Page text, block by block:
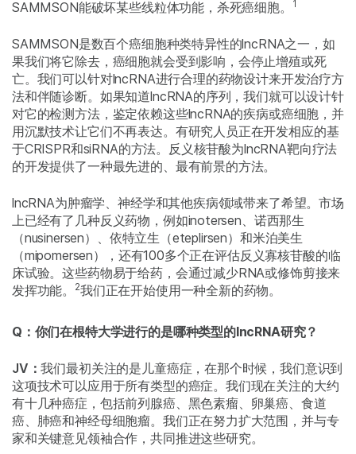
SAMMSON能破坏某些线粒体功能，杀死癌细胞。 1
SAMMSON是数百个癌细胞种类特异性的lncRNA之一，如
果我们将它除去，癌细胞就会受到影响，会停止增殖或死
亡。我们可以针对lncRNA进行合理的药物设计来开发治疗方
法和伴随诊断。如果知道lncRNA的序列，我们就可以设计针
对它的检测方法，鉴定依赖这些lncRNA的疾病或癌细胞，并
用沉默技术让它们不再表达。有研究人员正在开发相应的基
于CRISPR和siRNA的方法。反义核苷酸为lncRNA靶向疗法
的开发提供了一种最先进的、最有前景的方法。
lncRNA为肿瘤学、神经学和其他疾病领域带来了希望。市场
上已经有了几种反义药物，例如inotersen、诺西那生
（nusinersen）、依特立生（eteplirsen）和米泊美生
（mipomersen），还有100多个正在评估反义寡核苷酸的临
床试验。这些药物易于给药，会通过减少RNA或修饰剪接来
发挥功能。
2我们正在开始使用一种全新的药物。
Q：你们在根特大学进行的是哪种类型的lncRNA研究？
JV：我们最初关注的是儿童癌症，在那个时候，我们意识到
这项技术可以应用于所有类型的癌症。我们现在关注的大约
有十几种癌症，包括前列腺癌、黑色素瘤、卵巢癌、食道
癌、肺癌和神经母细胞瘤。我们正在努力扩大范围，并与专
家和关键意见领袖合作，共同推进这些研究。